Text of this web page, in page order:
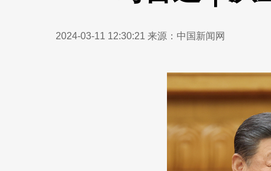
2024-03-11 12:30:21 来源：中国新闻网